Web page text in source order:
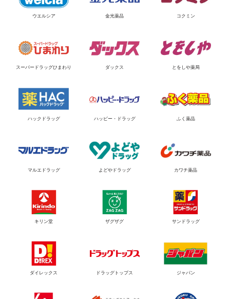
ウエルシア 金光薬品 コクミン
スーパードラッグひまわり ダックス とをしや薬局
ハックドラッグ ハッピー・ドラッグ ふく薬品
マルエドラッグ よどやドラッグ カワチ薬品
キリン堂 ザグザグ サンドラッグ
ダイレックス ドラッグトップス ジャパン